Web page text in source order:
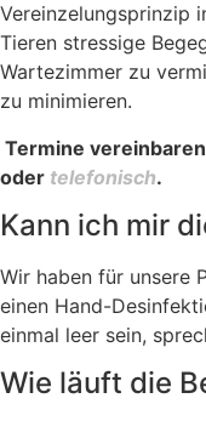
Vereinzelungsprinzip
Tieren stressige
Wartezimmer zu
zu minimieren.
Termine
oder telefonisch.
Kann ich mir
Wir haben für unsere
einen Hand-
einmal leer sein,
Wie läuft die